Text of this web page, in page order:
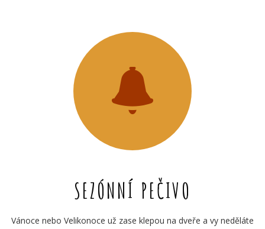
SEZÓNNÍ PEČIVO
Vánoce nebo Velikonoce už zase klepou na dveře a vy neděláte